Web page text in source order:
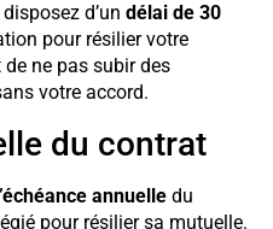
d’un délai de 30
pour résilier votre
ne pas subir des
votre accord.
du contrat
annuelle du
pour résilier sa mutuelle.